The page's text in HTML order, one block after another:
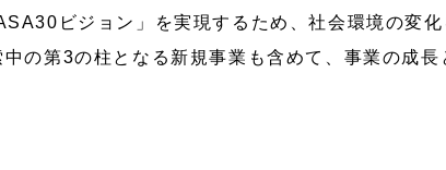
ビジョン」を実現するため、社会環境の変化
の第3の柱となる新規事業も含めて、事業の成